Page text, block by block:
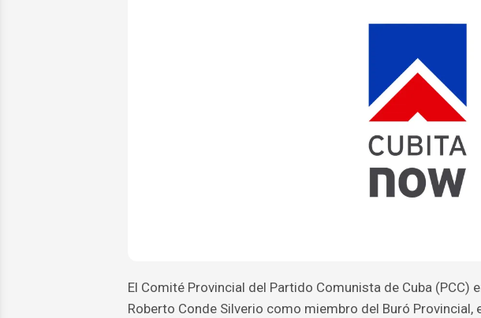
El Comité Provincial del Partido Comunista de Cuba (PCC)
Roberto Conde Silverio como miembro del Buró Provincial,